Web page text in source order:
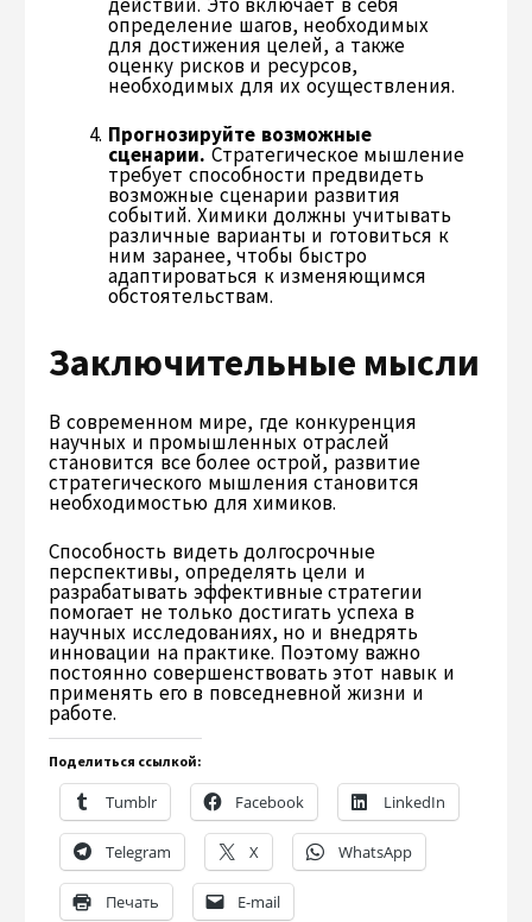
определение шагов, необходимых
для достижения целей, а также
оценку рисков и ресурсов,
необходимых для их осуществления.
Прогнозируйте возможные
сценарии. Стратегическое мышление
требует способности предвидеть
возможные сценарии развития
событий. Химики должны учитывать
различные варианты и готовиться к
ним заранее, чтобы быстро
адаптироваться к изменяющимся
обстоятельствам.
Заключительные мысли
В современном мире, где конкуренция
научных и промышленных отраслей
становится все более острой, развитие
стратегического мышления становится
необходимостью для химиков.
Способность видеть долгосрочные
перспективы, определять цели и
разрабатывать эффективные стратегии
помогает не только достигать успеха в
научных исследованиях, но и внедрять
инновации на практике. Поэтому важно
постоянно совершенствовать этот навык и
применять его в повседневной жизни и
работе.
Поделиться ссылкой:
Tumblr Facebook LinkedIn
Telegram X WhatsApp
Печать E-mail